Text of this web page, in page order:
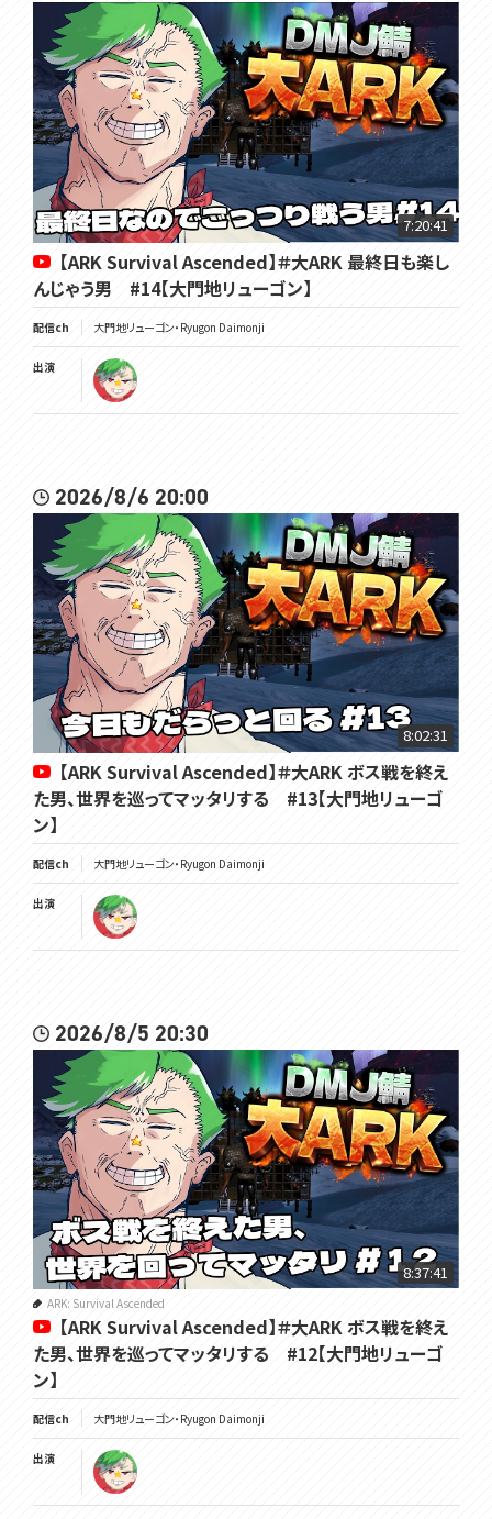
7:20:41
【ARK Survival Ascended】＃大ARK 最終日も楽し
んじゃう男 #14【大門地リューゴン】
配信ch 大門地リューゴン・Ryugon Daimonji
出演
2026/8/6 20:00
8:02:31
【ARK Survival Ascended】＃大ARK ボス戦を終え
た男、世界を巡ってマッタリする #13【大門地リューゴ
ン】
配信ch 大門地リューゴン・Ryugon Daimonji
出演
2026/8/5 20:30
8:37:41
ARK: Survival Ascended
【ARK Survival Ascended】＃大ARK ボス戦を終え
た男、世界を巡ってマッタリする #12【大門地リューゴ
ン】
配信ch 大門地リューゴン・Ryugon Daimonji
出演